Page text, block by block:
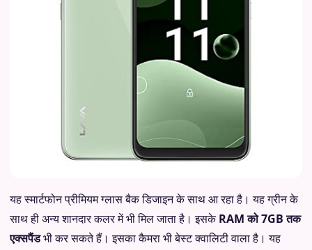
यह स्मार्टफोन प्रीमियम ग्लास बैक डिजाइन के साथ आ रहा है। यह ग्रीन के
साथ ही अन्य शानदार कलर में भी मिल जाता है। इसकेRAM को 7GB तक
एक्सपैंडभी कर सकते हैं। इसका कैमरा भी बेस्ट क्वालिटी वाला है। यह